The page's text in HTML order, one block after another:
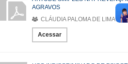
AGRAVOS
CLÁUDIA PALOMA DE LIMA
Acessar